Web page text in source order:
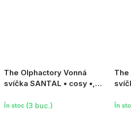
The Olphactory Vonná
svíčka SANTAL • cosy •,
În stoc (3 buc.)
The
În